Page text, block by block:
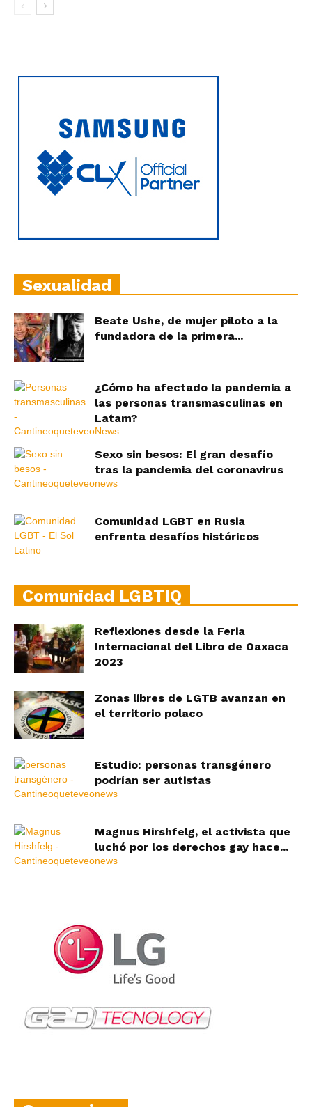
Sexualidad
Beate Ushe, de mujer piloto a la
fundadora de la primera...
¿Cómo ha afectado la pandemia a
las personas transmasculinas en
Latam?
Sexo sin besos: El gran desafío
tras la pandemia del coronavirus
Comunidad LGBT en Rusia
enfrenta desafíos históricos
Comunidad LGBTIQ
Reflexiones desde la Feria
Internacional del Libro de Oaxaca
2023
Zonas libres de LGTB avanzan en
el territorio polaco
Estudio: personas transgénero
podrían ser autistas
Magnus Hirshfelg, el activista que
luchó por los derechos gay hace...